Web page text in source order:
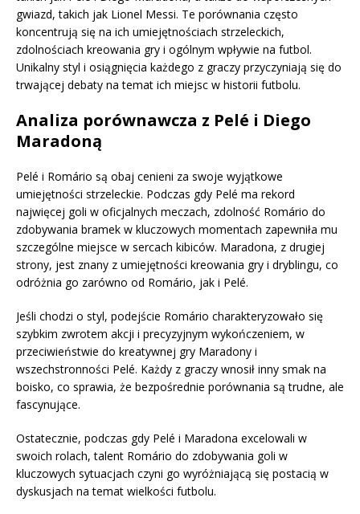
gwiazd, takich jak Lionel Messi. Te porównania często
koncentrują się na ich umiejętnościach strzeleckich,
zdolnościach kreowania gry i ogólnym wpływie na futbol.
Unikalny styl i osiągnięcia każdego z graczy przyczyniają się do
trwającej debaty na temat ich miejsc w historii futbolu.
Analiza porównawcza z Pelé i Diego
Maradoną
Pelé i Romário są obaj cenieni za swoje wyjątkowe
umiejętności strzeleckie. Podczas gdy Pelé ma rekord
najwięcej goli w oficjalnych meczach, zdolność Romário do
zdobywania bramek w kluczowych momentach zapewniła mu
szczególne miejsce w sercach kibiców. Maradona, z drugiej
strony, jest znany z umiejętności kreowania gry i dryblingu, co
odróżnia go zarówno od Romário, jak i Pelé.
Jeśli chodzi o styl, podejście Romário charakteryzowało się
szybkim zwrotem akcji i precyzyjnym wykończeniem, w
przeciwieństwie do kreatywnej gry Maradony i
wszechstronności Pelé. Każdy z graczy wnosił inny smak na
boisko, co sprawia, że bezpośrednie porównania są trudne, ale
fascynujące.
Ostatecznie, podczas gdy Pelé i Maradona excelowali w
swoich rolach, talent Romário do zdobywania goli w
kluczowych sytuacjach czyni go wyróżniającą się postacią w
dyskusjach na temat wielkości futbolu.